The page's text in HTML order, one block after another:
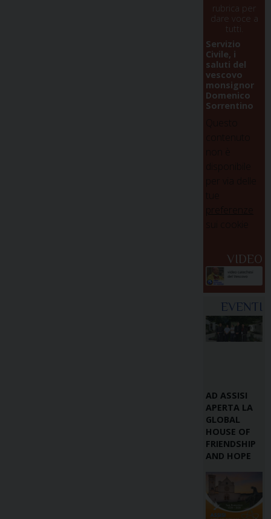
rubrica per
dare voce a
tutti.
Servizio
Civile, i
saluti del
vescovo
monsignor
Domenico
Sorrentino
VIDEO
EVENTI
AD ASSISI
APERTA LA
GLOBAL
HOUSE OF
FRIENDSHIP
AND HOPE